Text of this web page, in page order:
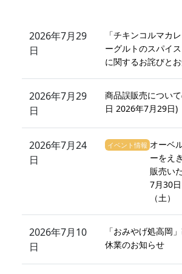
2026年7月29
日
「チキンコルマカ
ーグルトのスパイ
に関するお詫びと
2026年7月29
日
商品誤販売につい
日 2026年7月29日)
2026年7月24
日
イベント情報 オーベ
ーをえ
販売い
7月30
（土）
2026年7月10
日
「おみやげ処高岡
休業のお知らせ